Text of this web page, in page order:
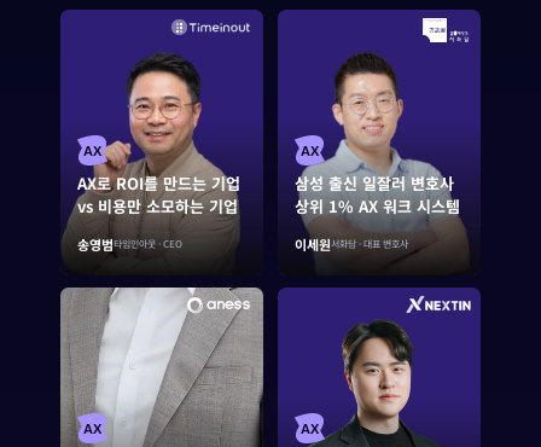
AX로 ROI를 만드는 기업
vs 비용만 소모하는 기업
송영범타임인아웃 · CEO
AX
이세원서화담 · 대표 변호사
삼성 출신 일잘러 변호사
상위 1% AX 워크 시스템
AX
AX AX